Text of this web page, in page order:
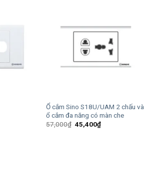
Ổ cắm Sino S18U/UAM 2 chấu và
ổ cắm đa năng có màn che
57,000₫ Giá
gốc
45,400₫Giá
hiện